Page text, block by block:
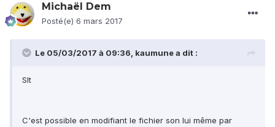
Michaël Dem
Posté(e) 6 mars 2017
Le 05/03/2017 à 09:36, kaumunea dit :
Slt
C'est possible en modifiant le fichier son lui même par